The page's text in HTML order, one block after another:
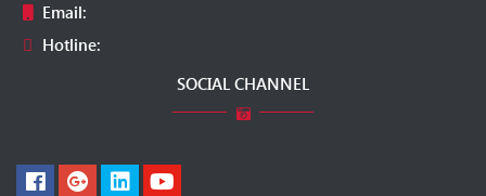
Email:
Hotline:
SOCIAL CHANNEL